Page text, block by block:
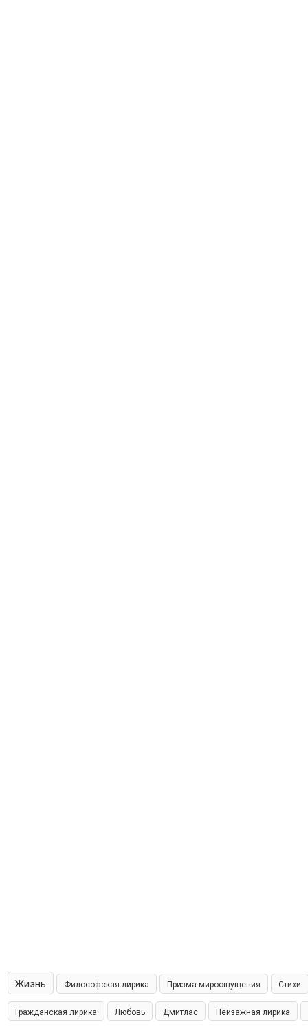
Жизнь Философская лирика Призма мироощущения Стихи
Гражданская лирика Любовь Дмитлас Пейзажная лирика